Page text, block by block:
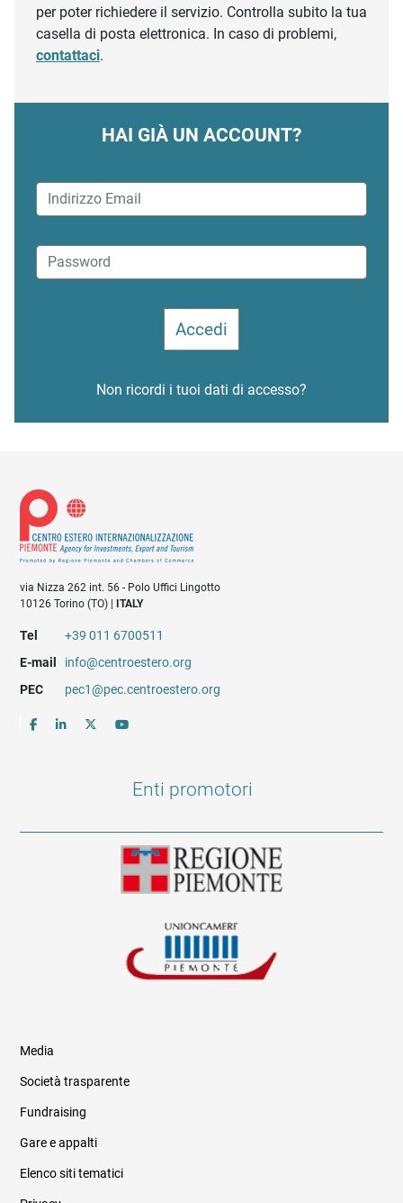
per poter richiedere il servizio. Controlla subito la tua
casella di posta elettronica. In caso di problemi,
contattaci.
HAI GIÀ UN ACCOUNT?
Non ricordi i tuoi dati di accesso?
via Nizza 262 int. 56 - Polo Uffici Lingotto
10126 Torino (TO) |
ITALY
Tel
+39 011 6700511
E-mail
info@centroestero.org
PEC
pec1@pec.centroestero.org
Enti promotori
Informazioni legali e trasparenza
Media
Società trasparente
Fundraising
Gare e appalti
Elenco siti tematici